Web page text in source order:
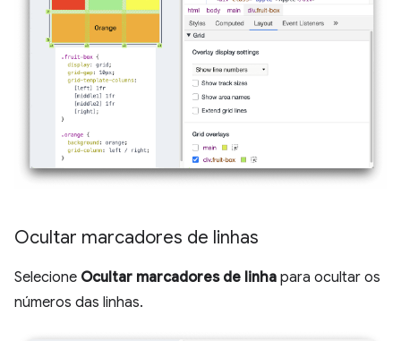
Ocultar marcadores de linhas
Selecione Ocultar marcadores de linha para ocultar os
números das linhas.